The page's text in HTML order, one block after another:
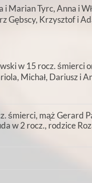
i Marian Tyrc, Anna i
Gębscy, Krzysztof i
w 15 rocz. śmierci
Michał, Dariusz i
śmierci, mąż Gerard
w 2 rocz., rodzice